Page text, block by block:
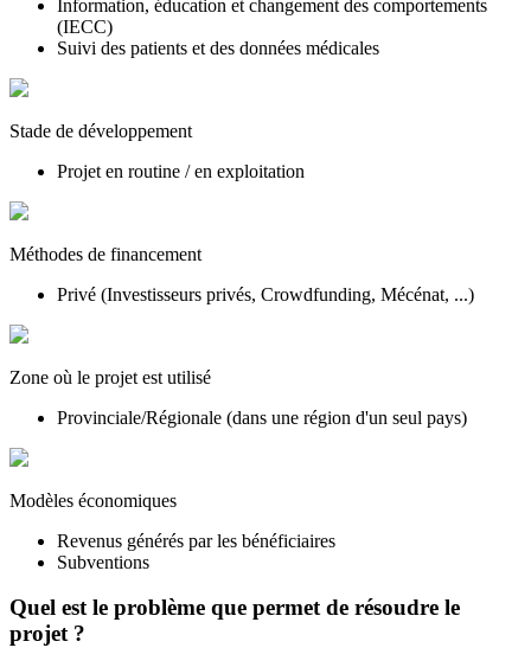
Information, éducation et changement des comportements
(IECC)
Suivi des patients et des données médicales
Stade de développement
Projet en routine / en exploitation
Méthodes de financement
Privé (Investisseurs privés, Crowdfunding, Mécénat, ...)
Zone où le projet est utilisé
Provinciale/Régionale (dans une région d'un seul pays)
Modèles économiques
Revenus générés par les bénéficiaires
Subventions
Quel est le problème que permet de résoudre le
projet ?